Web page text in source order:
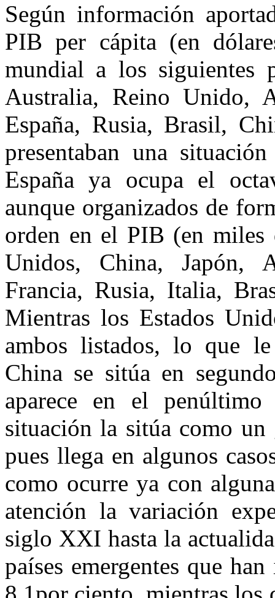
Según información
PIB per cápita (en
mundial a los siguientes
Australia, Reino Unido,
España, Rusia, Brasil,
presentaban una
España ya ocupa el
aunque organizados de
orden en el PIB (en miles
Unidos, China, Japón,
Francia, Rusia, Italia,
Mientras los Estados
ambos listados, lo que
China se sitúa en
aparece en el
situación la sitúa como
pues llega en algunos
como ocurre ya con
atención la variación
siglo XXI hasta la
países emergentes que